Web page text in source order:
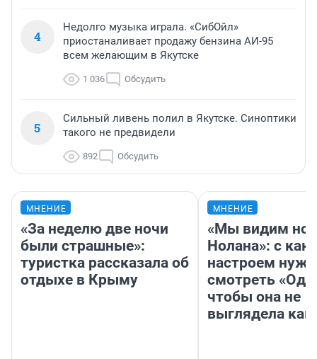
4
Недолго музыка играла. «СибОйл»
приостаналивает продажу бензина АИ-95
всем желающим в Якутске
1 036 Обсудить
5
Сильный ливень полил в Якутске. Синоптики
такого не предвидели
892 Обсудить
МНЕНИЕ
«За неделю две ночи
были страшные»:
туристка рассказала об
отдыхе в Крыму
МНЕНИЕ
«Мы видим
Нолана»: с
настроем
смотреть
чтобы она не
выглядела как